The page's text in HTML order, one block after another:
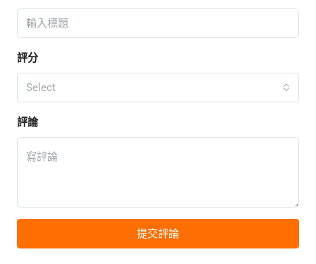
評分
Select
評論
提交評論